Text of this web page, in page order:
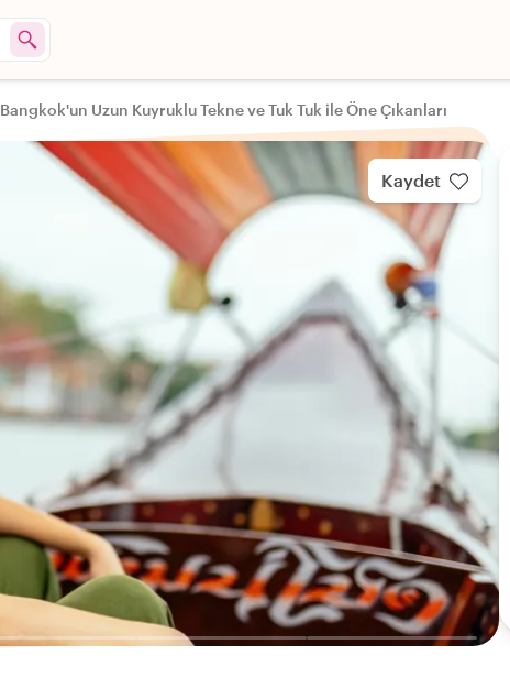
Bangkok'un Uzun Kuyruklu Tekne ve Tuk Tuk ile Öne Çıkanları
Kaydet